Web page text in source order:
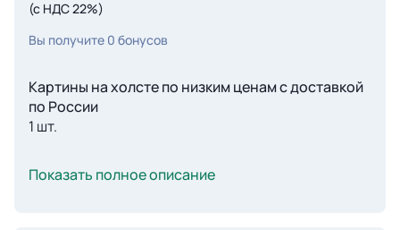
(с НДС 22%)
Вы получите 0 бонусов
Картины на холсте по низким ценам с доставкой
по России
1 шт.
Показать полное описание